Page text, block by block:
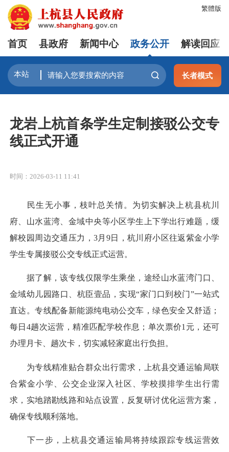
繁體版
首页 县政府 新闻中心 政务公开 解读回应
长者模式
龙岩上杭首条学生定制接驳公交专
线正式开通
时间：2026-03-11 11:41
民生无小事，枝叶总关情。为切实解决上杭县杭川
府、山水蓝湾、金域中央等小区学生上下学出行难题，缓
解校园周边交通压力，3月9日，杭川府小区往返紫金小学
学生专属接驳公交专线正式运营。
据了解，该专线仅限学生乘坐，途经山水蓝湾门口、
金域幼儿园路口、杭臣壹品，实现“家门口到校门”一站式
直达。专线配备新能源纯电动公交车，绿色安全又舒适；
每日4趟次运营，精准匹配学校作息；单次票价1元，还可
办理月卡、趟次卡，切实减轻家庭出行负担。
为专线精准贴合群众出行需求，上杭县交通运输局联
合紫金小学、公交企业深入社区、学校摸排学生出行需
求，实地踏勘线路和站点设置，反复研讨优化运营方案，
确保专线顺利落地。
下一步，上杭县交通运输局将持续跟踪专线运营效